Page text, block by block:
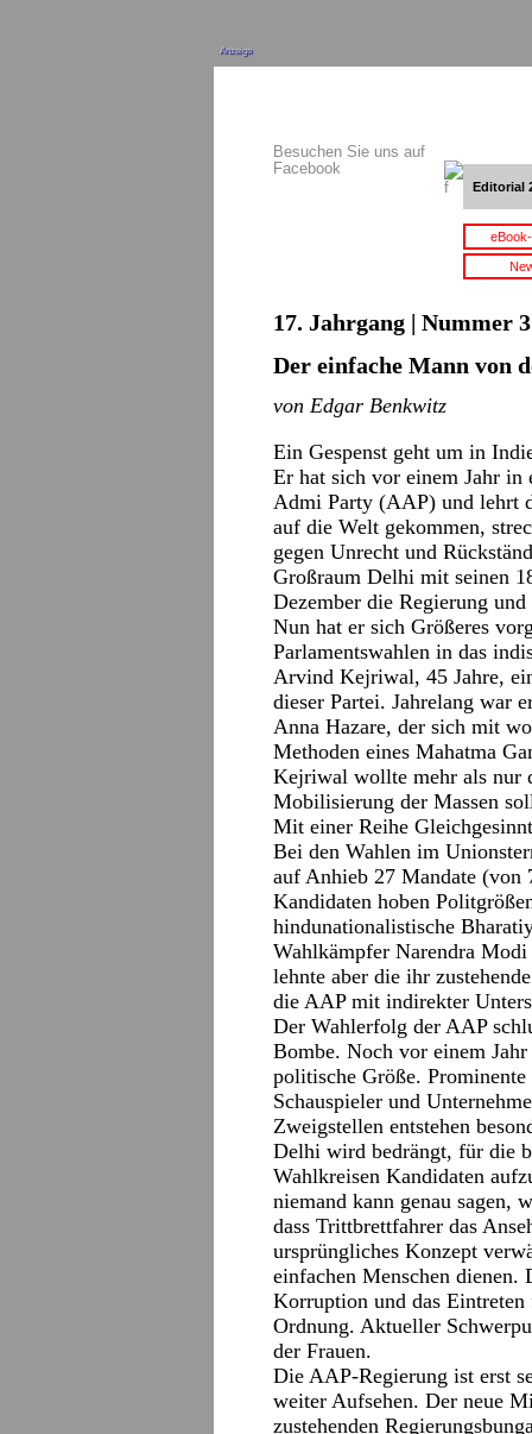
Anzeige
Besuchen Sie uns auf
Facebook
Editorial
17. Jahrgang | Nummer
Der einfache Mann von
von Edgar Benkwitz
Ein Gespenst geht um in
Er hat sich vor einem Jahr
Admi Party (AAP) und lehrt
auf die Welt gekommen,
gegen Unrecht und
Großraum Delhi mit seinen
Dezember die Regierung
Nun hat er sich Größeres
Parlamentswahlen in das
Arvind Kejriwal, 45 Jahre,
dieser Partei. Jahrelang war
Anna Hazare, der sich mit
Methoden eines Mahatma
Kejriwal wollte mehr als nur
Mobilisierung der Massen
Mit einer Reihe
Bei den Wahlen im
auf Anhieb 27 Mandate (von
Kandidaten hoben
hindunationalistische
Wahlkämpfer Narendra
lehnte aber die ihr
die AAP mit indirekter
Der Wahlerfolg der AAP
Bombe. Noch vor einem
politische Größe.
Schauspieler und
Zweigstellen entstehen
Delhi wird bedrängt, für die
Wahlkreisen Kandidaten
niemand kann genau sagen,
dass Trittbrettfahrer das
ursprüngliches Konzept
einfachen Menschen dienen.
Korruption und das
Ordnung. Aktueller
der Frauen.
Die AAP-Regierung ist erst
weiter Aufsehen. Der neue
zustehenden